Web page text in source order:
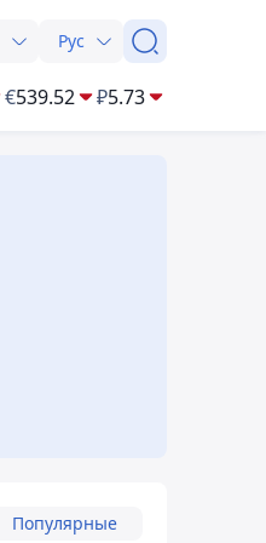
Рус
€539.52 ₽5.73
Популярные